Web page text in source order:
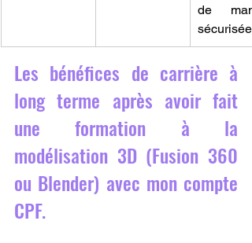
de
sécurisée.
Les bénéfices de carrière à
long terme après avoir fait
une formation à la
modélisation 3D (Fusion 360
ou Blender) avec mon compte
CPF.